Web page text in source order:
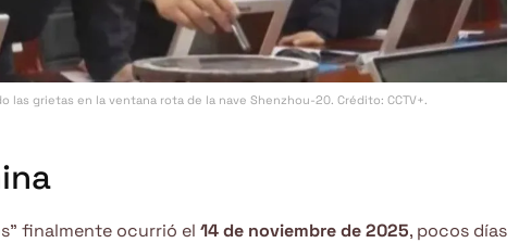
las grietas en la ventana rota de la nave Shenzhou-20. Crédito: CCTV+.
finalmente ocurrió el 14 de noviembre de 2025, pocos días